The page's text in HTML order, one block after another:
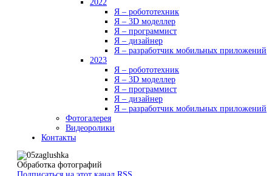
2022
Я – робототехник
Я – 3D моделлер
Я – программист
Я – дизайнер
Я – разработчик мобильных приложений
2023
Я – робототехник
Я – 3D моделлер
Я – программист
Я – дизайнер
Я – разработчик мобильных приложений
Фотогалерея
Видеоролики
Контакты
Обработка фотографий